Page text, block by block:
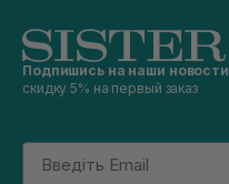
Подпишись на наши новости
скидку 5% на первый заказ
Email